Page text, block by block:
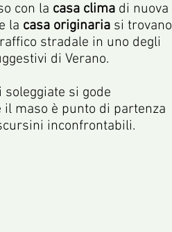
con la casa clima di nuova
la casa originaria si trovano
stradale in uno degli
di Verano.
soleggiate si gode
maso è punto di partenza
inconfrontabili.